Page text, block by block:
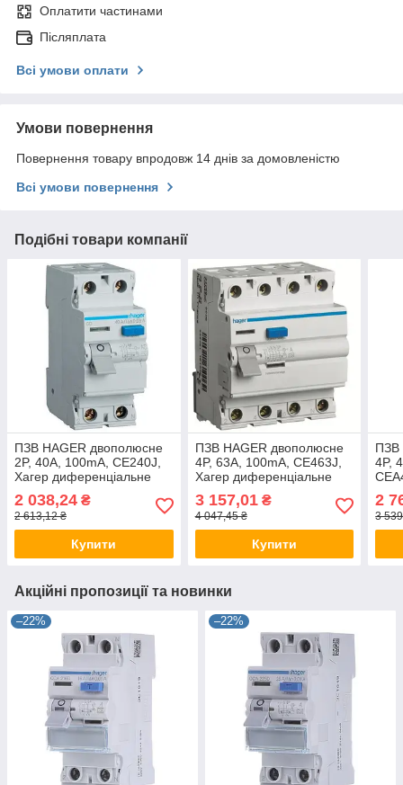
Оплатити частинами
Післяплата
Всі умови оплати
Умови повернення
Повернення товару впродовж 14 днів за домовленістю
Всі умови повернення
Подібні товари компанії
ПЗВ HAGER двополюсне
2P, 40A, 100mA, CE240J,
Хагер диференціальне
вимкнення
2 038,24 ₴
2 613,12 ₴
Купити
ПЗВ HAGER двополюсне
4P, 63A, 100mA, CE463J,
Хагер диференціальне
вимкнення
3 157,01₴
4 047,45 ₴
Купити
ПЗВ
4P,
2
3
Акційні пропозиції та новинки
–22% –22%